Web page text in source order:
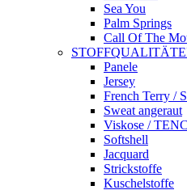
Sea You
Palm Springs
Call Of The
Panele
Jersey
French Terry /
Sweat angeraut
Viskose /
Softshell
Jacquard
Strickstoffe
Kuschelstoffe